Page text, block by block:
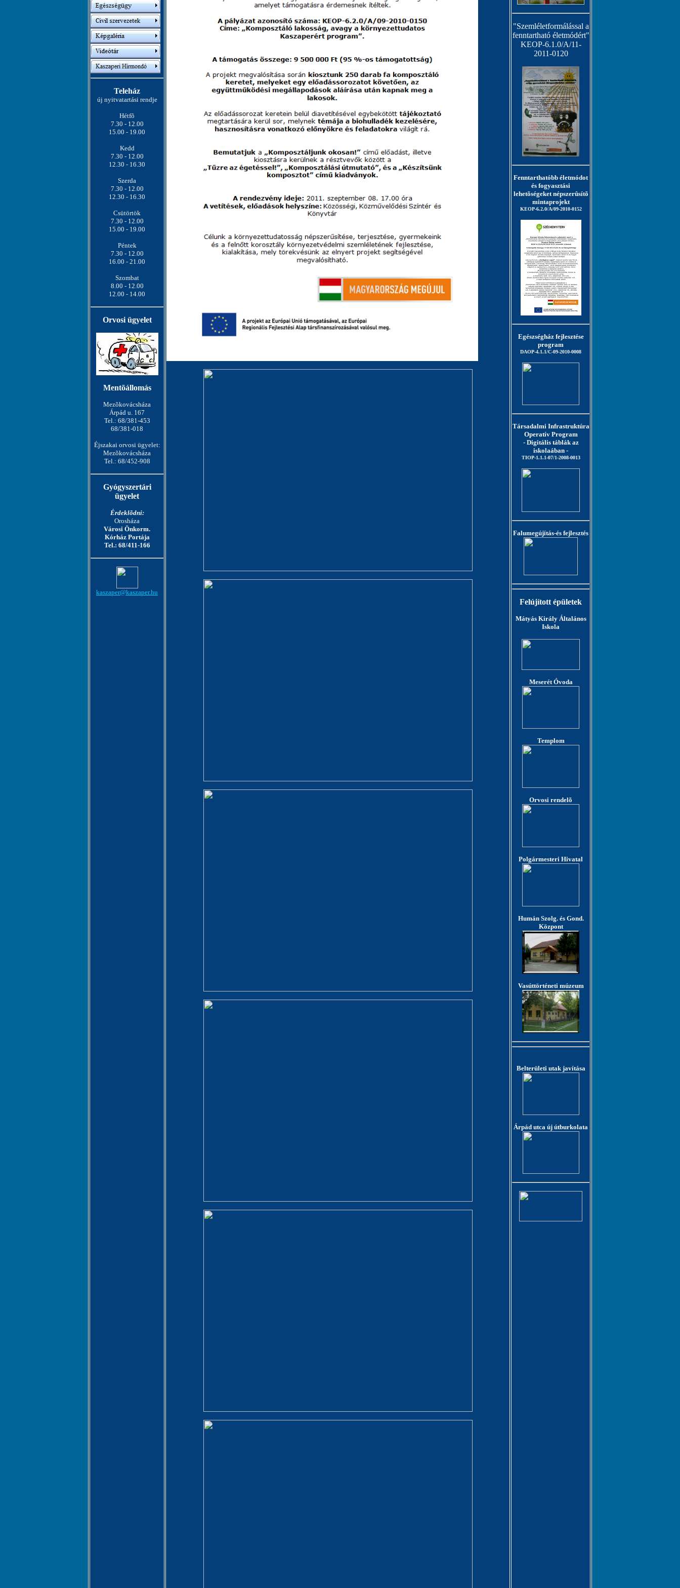
Teleház
új nyitvatartási rendje
Hétfõ
7.30 - 12.00
15.00 - 19.00
Kedd
7.30 - 12.00
12.30 - 16.30
Szerda
7.30 - 12.00
12.30 - 16.30
Csütörtök
7.30 - 12.00
15.00 - 19.00
Péntek
7.30 - 12.00
16.00 - 21.00
Szombat
8.00 - 12.00
12.00 - 14.00
Orvosi ügyelet
Mentõállomás
Mezõkovácsháza
Árpád u. 167
Tel.: 68/381-453
68/381-018
Éjszakai orvosi ügyelet:
Mezõkovácsháza
Tel.: 68/452-908
Gyógyszertári
ügyelet
Érdeklõdni:
Orosháza
Városi Önkorm.
Kórház Portája
Tel.: 68/411-166
kaszaper@kaszaper.hu
"Szemléletformálással a
fenntartható életmódért"
KEOP-6.1.0/A/11-
2011-0120
Fenntarthatóbb életmódot
és fogyasztási
lehetõségeket népszerûsítõ
mintaprojekt
KEOP-6.2.0/A/09-2010-0152
Egészségház fejlesztése
program
DAOP-4.1.1/C-09-2010-0008
Társadalmi Infrastruktúra
Operatív Program
- Digitális táblák az
iskolaában -
TIOP-1.1.1-07/1-2008-0013
Falumegújítás-és fejlesztés
Felújított épületek
Mátyás Király Általános
Iskola
Meserét Óvoda
Templom
Orvosi rendelõ
Polgármesteri Hivatal
Humán Szolg. és Gond.
Központ
Vasúttörténeti múzeum
Belterületi utak javítása
Árpád utca új útburkolata